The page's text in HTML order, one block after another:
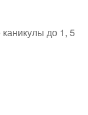
до 1, 5